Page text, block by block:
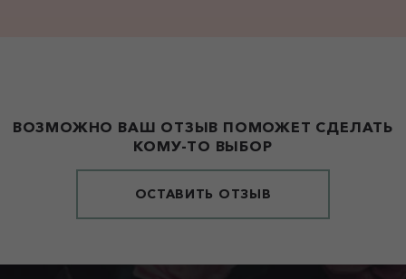
ВОЗМОЖНО ВАШ ОТЗЫВ ПОМОЖЕТ СДЕЛАТЬ
КОМУ-ТО ВЫБОР
ОСТАВИТЬ ОТЗЫВ